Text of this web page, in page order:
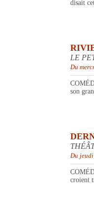
disait
LE
Du
son
Du
croient